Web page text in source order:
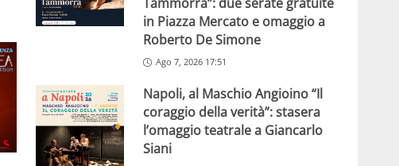
in Piazza Mercato e omaggio a
Roberto De Simone
Ago 7, 2026 17:51
Napoli, al Maschio Angioino “Il
coraggio della verità”: stasera
l’omaggio teatrale a Giancarlo
Siani